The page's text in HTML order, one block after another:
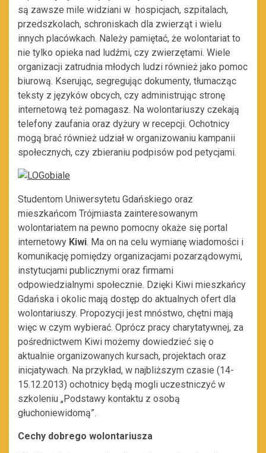
są zawsze mile widziani w hospicjach, szpitalach,
przedszkolach, schroniskach dla zwierząt i wielu
innych placówkach. Należy pamiętać, że wolontariat to
nie tylko opieka nad ludźmi, czy zwierzętami. Wiele
organizacji zatrudnia młodych ludzi również jako pomoc
biurową. Kserując, segregując dokumenty, tłumacząc
teksty z języków obcych, czy administrując stronę
internetową też pomagasz. Na wolontariuszy czekają
telefony zaufania oraz dyżury w recepcji. Ochotnicy
mogą brać również udział w organizowaniu kampanii
społecznych, czy zbieraniu podpisów pod petycjami.
Studentom Uniwersytetu Gdańskiego oraz
mieszkańcom Trójmiasta zainteresowanym
wolontariatem na pewno pomocny okaże się portal
internetowy Kiwi. Ma on na celu wymianę wiadomości i
komunikację pomiędzy organizacjami pozarządowymi,
instytucjami publicznymi oraz firmami
odpowiedzialnymi społecznie. Dzięki Kiwi mieszkańcy
Gdańska i okolic mają dostęp do aktualnych ofert dla
wolontariuszy. Propozycji jest mnóstwo, chętni mają
więc w czym wybierać. Oprócz pracy charytatywnej, za
pośrednictwem Kiwi możemy dowiedzieć się o
aktualnie organizowanych kursach, projektach oraz
inicjatywach. Na przykład, w najbliższym czasie (14-
15.12.2013) ochotnicy będą mogli uczestniczyć w
szkoleniu „Podstawy kontaktu z osobą
głuchoniewidomą”.
Cechy dobrego wolontariusza